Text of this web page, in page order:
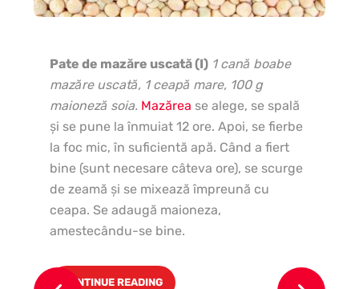
Pate de mazăre uscată (I) 1 cană boabe
mazăre uscată, 1 ceapă mare, 100 g
maioneză soia. Mazărea se alege, se spală
şi se pune la înmuiat 12 ore. Apoi, se fierbe
la foc mic, în suficientă apă. Când a fiert
bine (sunt necesare câteva ore), se scurge
de zeamă şi se mixează împreună cu
ceapa. Se adaugă maioneza,
amestecându-se bine.
CONTINUE READING